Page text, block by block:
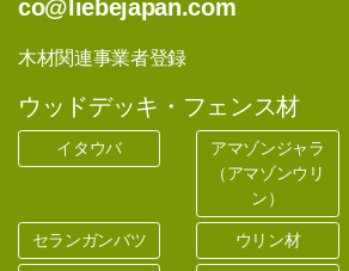
co@liebejapan.com
木材関連事業者登録
ウッドデッキ・フェンス材
イタウバ
アマゾンジャラ
（アマゾンウリ
ン）
セランガンバツ ウリン材